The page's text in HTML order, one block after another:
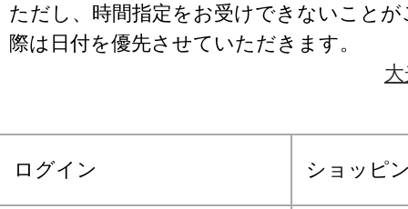
ただし、時間指定をお受けできないこと
際は日付を優先させていただきます。
ログイン ショッピ